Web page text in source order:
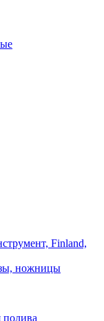
Finland,
ножницы
полива